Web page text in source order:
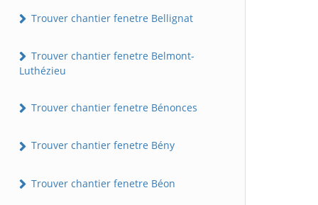
Trouver chantier fenetre Bellignat
Trouver chantier fenetre Belmont-
Luthézieu
Trouver chantier fenetre Bénonces
Trouver chantier fenetre Bény
Trouver chantier fenetre Béon